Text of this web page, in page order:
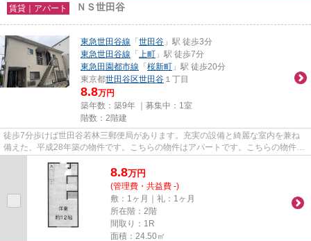
賃貸｜アパート ＮＳ世田谷
東急世田谷線 「世田谷 」駅 徒歩3分
東急世田谷線 「 上町 」駅 徒歩7分
東急田園都市線 「桜新町 」駅 徒歩20分
東京都世田谷区世田谷 １丁目
8.8万円
築年数：築9年 ｜募集中： 1室
階数：2階建
徒歩7分歩けば世田谷若林三郵便局があります。充実の設備と綺麗な室内を兼ね
備えた、平成28年築の物件です。こちらの物件はアパートです。こちらの物件で
は初期費用をカードでお支払い...
8.8万円
(管理費・共益費 -)
敷：1ヶ月｜礼：1ヶ月
所在階：2階
間取り：1R
面積：24.50㎡